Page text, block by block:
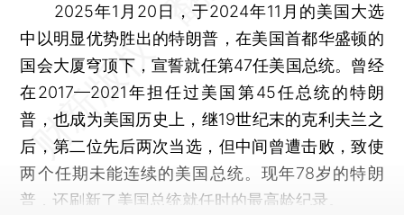
2025年1月20日，于2024年11月的美国大选
中以明显优势胜出的特朗普，在美国首都华盛顿的
国会大厦穹顶下，宣誓就任第47任美国总统。曾经
在2017—2021年担任过美国第45任总统的特朗
普，也成为美国历史上，继19世纪末的克利夫兰之
后，第二位先后两次当选，但中间曾遭击败，致使
两个任期未能连续的美国总统。现年78岁的特朗
普，还刷新了美国总统就任时的最高龄纪录。